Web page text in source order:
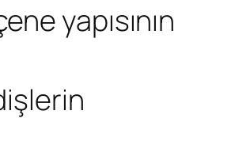
yapısının